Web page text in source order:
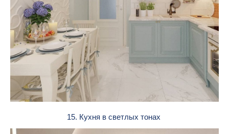
15. Кухня в светлых тонах